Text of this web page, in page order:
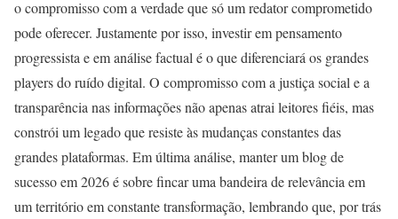
o compromisso com a verdade que só um redator comprometido
pode oferecer. Justamente por isso, investir em pensamento
progressista e em análise factual é o que diferenciará os grandes
players do ruído digital. O compromisso com a justiça social e a
transparência nas informações não apenas atrai leitores fiéis, mas
constrói um legado que resiste às mudanças constantes das
grandes plataformas. Em última análise, manter um blog de
sucesso em 2026 é sobre fincar uma bandeira de relevância em
um território em constante transformação, lembrando que, por trás